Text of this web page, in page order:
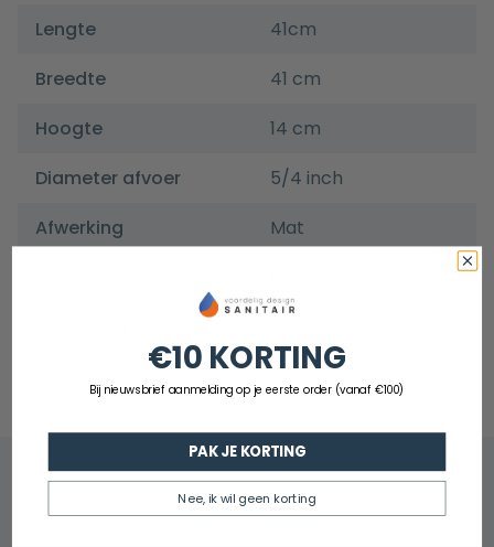
Lengte
41cm
Breedte
41 cm
Hoogte
14 cm
Diameter afvoer
5/4 inch
Afwerking
Mat
Ja
€10 KORTING
Bij nieuwsbrief aanmelding op je eerste order (vanaf €100)
PAK JE KORTING
Nee, ik wil geen korting